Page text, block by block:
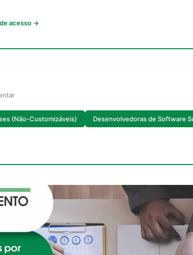
acesso →
(Não-Customizáveis) Desenvolvedoras de Software